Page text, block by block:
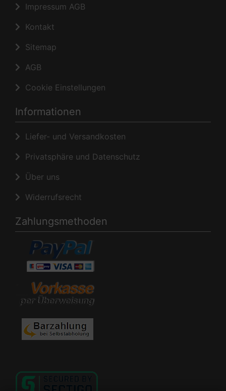
Impressum AGB
Kontakt
Sitemap
AGB
Cookie Einstellungen
Informationen
Liefer- und Versandkosten
Privatsphäre und Datenschutz
Über uns
Widerrufsrecht
Zahlungsmethoden